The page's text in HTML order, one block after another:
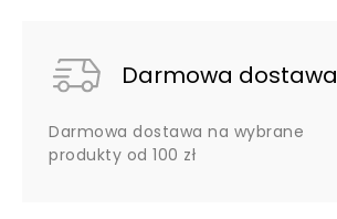
Darmowa dostawa
Darmowa dostawa na wybrane
produkty od 100 zł